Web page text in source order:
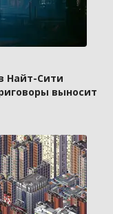
Найт-Сити
выносит